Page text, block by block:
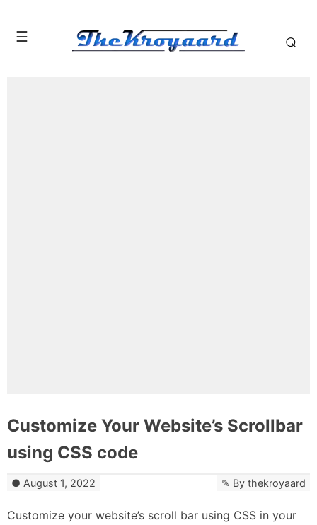
Customize Your Website’s Scrollbar
using CSS code
August 1, 2022 By thekroyaard
Customize your website’s scroll bar using CSS in your